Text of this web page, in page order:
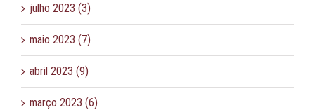
julho 2023 (3)
maio 2023 (7)
abril 2023 (9)
março 2023 (6)